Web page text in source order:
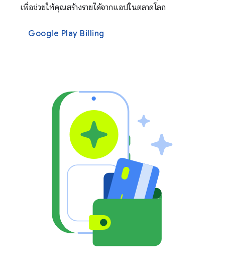
เพื่อช่วยให้คุณสร้างรายได้จากแอปในตลาดโลก
Google Play Billing